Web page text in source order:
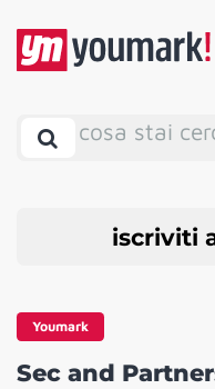
cosa stai
iscriviti
Youmark
Sec and